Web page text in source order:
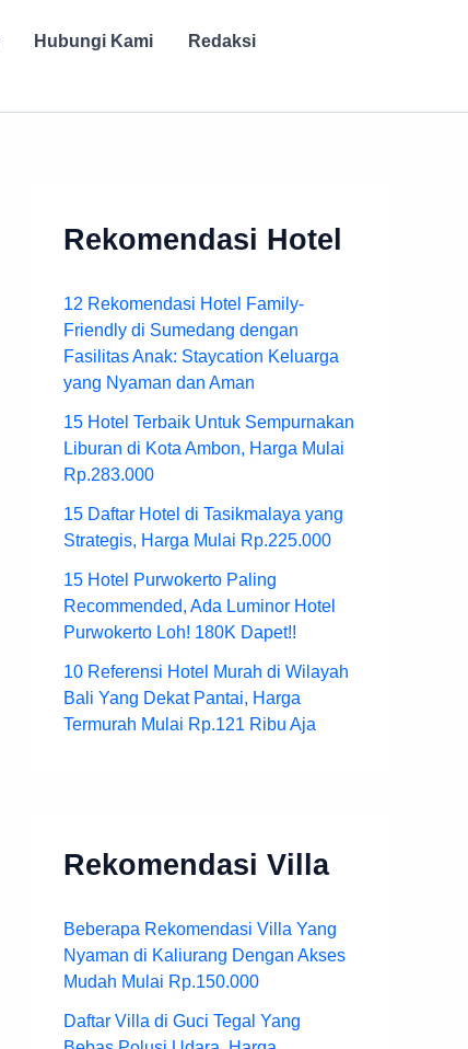
Hubungi Kami
Redaksi
Rekomendasi Hotel
12 Rekomendasi Hotel Family-
Friendly di Sumedang dengan
Fasilitas Anak: Staycation Keluarga
yang Nyaman dan Aman
15 Hotel Terbaik Untuk Sempurnakan
Liburan di Kota Ambon, Harga Mulai
Rp.283.000
15 Daftar Hotel di Tasikmalaya yang
Strategis, Harga Mulai Rp.225.000
15 Hotel Purwokerto Paling
Recommended, Ada Luminor Hotel
Purwokerto Loh! 180K Dapet!!
10 Referensi Hotel Murah di Wilayah
Bali Yang Dekat Pantai, Harga
Termurah Mulai Rp.121 Ribu Aja
Rekomendasi Villa
Beberapa Rekomendasi Villa Yang
Nyaman di Kaliurang Dengan Akses
Mudah Mulai Rp.150.000
Daftar Villa di Guci Tegal Yang